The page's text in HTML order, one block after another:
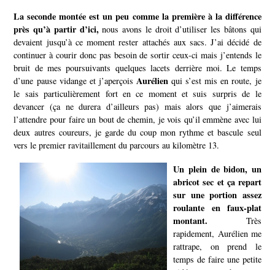
La seconde montée est un peu comme la première à la différence
près qu’à partir d’ici,nous avons le droit d’utiliser les bâtons qui
devaient jusqu’à ce moment rester attachés aux sacs. J’ai décidé de
continuer à courir donc pas besoin de sortir ceux-ci mais j’entends le
bruit de mes poursuivants quelques lacets derrière moi. Le temps
d’une pause vidange et j’aperçois Aurélienqui s’est mis en route, je
le sais particulièrement fort en ce moment et suis surpris de le
devancer (ça ne durera d’ailleurs pas) mais alors que j’aimerais
l’attendre pour faire un bout de chemin, je vois qu’il emmène avec lui
deux autres coureurs, je garde du coup mon rythme et bascule seul
vers le premier ravitaillement du parcours au kilomètre 13.
Un plein de bidon, un
abricot sec et ça repart
sur une portion assez
roulante en faux-plat
montant. Très
rapidement, Aurélien me
rattrape, on prend le
temps de faire une petite